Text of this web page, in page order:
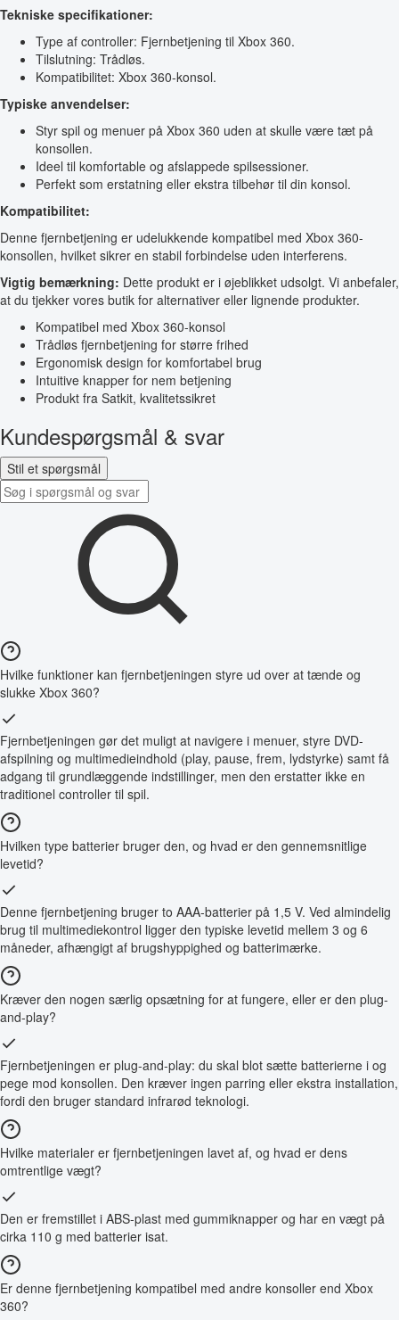
Tekniske specifikationer:
Type af controller: Fjernbetjening til Xbox 360.
Tilslutning: Trådløs.
Kompatibilitet: Xbox 360-konsol.
Typiske anvendelser:
Styr spil og menuer på Xbox 360 uden at skulle være tæt på
konsollen.
Ideel til komfortable og afslappede spilsessioner.
Perfekt som erstatning eller ekstra tilbehør til din konsol.
Kompatibilitet:
Denne fjernbetjening er udelukkende kompatibel med Xbox 360-
konsollen, hvilket sikrer en stabil forbindelse uden interferens.
Vigtig bemærkning: Dette produkt er i øjeblikket udsolgt. Vi anbefaler,
at du tjekker vores butik for alternativer eller lignende produkter.
Kompatibel med Xbox 360-konsol
Trådløs fjernbetjening for større frihed
Ergonomisk design for komfortabel brug
Intuitive knapper for nem betjening
Produkt fra Satkit, kvalitetssikret
Kundespørgsmål & svar
Stil et spørgsmål
Hvilke funktioner kan fjernbetjeningen styre ud over at tænde og
slukke Xbox 360?
Fjernbetjeningen gør det muligt at navigere i menuer, styre DVD-
afspilning og multimedieindhold (play, pause, frem, lydstyrke) samt få
adgang til grundlæggende indstillinger, men den erstatter ikke en
traditionel controller til spil.
Hvilken type batterier bruger den, og hvad er den gennemsnitlige
levetid?
Denne fjernbetjening bruger to AAA-batterier på 1,5 V. Ved almindelig
brug til multimediekontrol ligger den typiske levetid mellem 3 og 6
måneder, afhængigt af brugshyppighed og batterimærke.
Kræver den nogen særlig opsætning for at fungere, eller er den plug-
and-play?
Fjernbetjeningen er plug-and-play: du skal blot sætte batterierne i og
pege mod konsollen. Den kræver ingen parring eller ekstra installation,
fordi den bruger standard infrarød teknologi.
Hvilke materialer er fjernbetjeningen lavet af, og hvad er dens
omtrentlige vægt?
Den er fremstillet i ABS-plast med gummiknapper og har en vægt på
cirka 110 g med batterier isat.
Er denne fjernbetjening kompatibel med andre konsoller end Xbox
360?